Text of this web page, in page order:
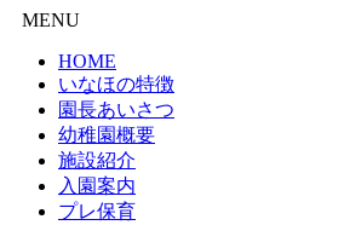
MENU
HOME
いなほの特徴
園長あいさつ
幼稚園概要
施設紹介
入園案内
プレ保育